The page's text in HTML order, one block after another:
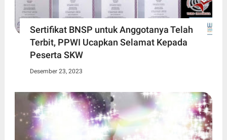
Sertifikat BNSP untuk Anggotanya Telah
Terbit, PPWI Ucapkan Selamat Kepada
Peserta SKW
Desember 23, 2023